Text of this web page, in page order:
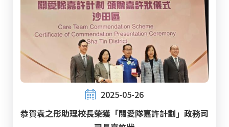
2025-05-26
恭賀袁之彤助理校長榮獲「關愛隊嘉許計劃」政務司